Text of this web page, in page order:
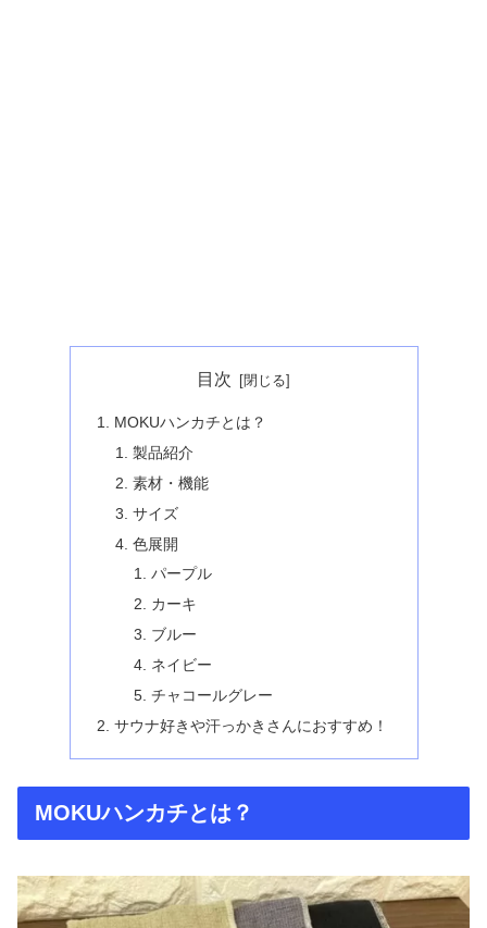
目次
MOKUハンカチとは？
製品紹介
素材・機能
サイズ
色展開
パープル
カーキ
ブルー
ネイビー
チャコールグレー
サウナ好きや汗っかきさんにおすすめ！
MOKUハンカチとは？